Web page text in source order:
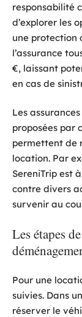
responsabilité
d’explorer les
une protection
l’assurance
€, laissant
en cas de
Les
proposées par
permettent de
location. Par
SereniTrip est
contre divers
survenir au
Les étapes
Pour une
suivies. Dans
réserver le